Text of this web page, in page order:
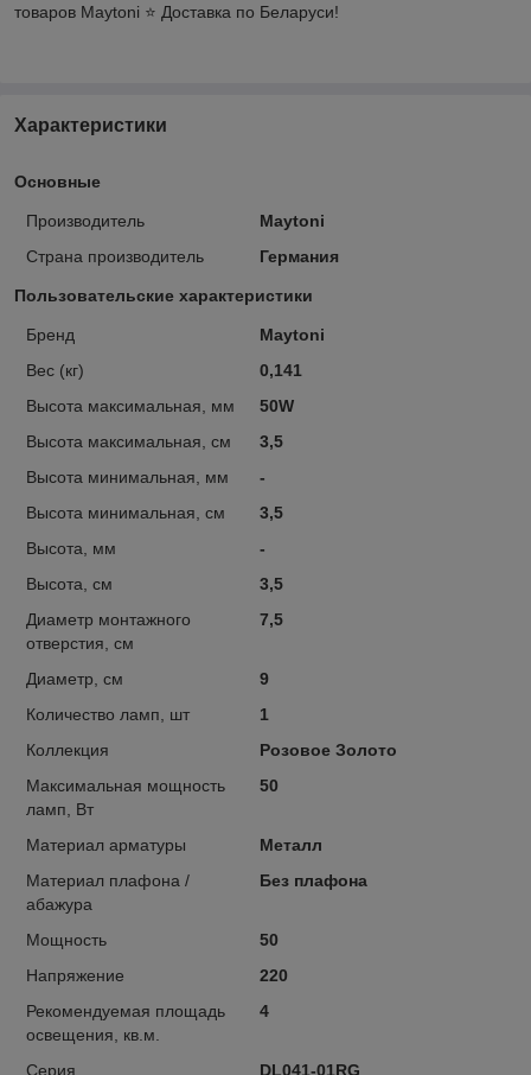
товаров Maytoni ⭐️ Доставка по Беларуси!
Характеристики
Основные
Производитель
Maytoni
Страна производитель
Германия
Пользовательские характеристики
Бренд
Maytoni
Вес (кг)
0,141
Высота максимальная, мм
50W
Высота максимальная, см
3,5
Высота минимальная, мм
-
Высота минимальная, см
3,5
Высота, мм
-
Высота, см
3,5
Диаметр монтажного
отверстия, см
7,5
Диаметр, см
9
Количество ламп, шт
1
Коллекция
Розовое Золото
Максимальная мощность
ламп, Вт
50
Материал арматуры
Металл
Материал плафона /
абажура
Без плафона
Мощность
50
Напряжение
220
Рекомендуемая площадь
освещения, кв.м.
4
Серия DL041-01RG